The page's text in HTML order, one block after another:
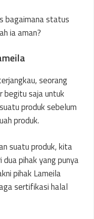
bagaimana status
ia aman?
seorang
begitu saja untuk
produk sebelum
produk.
suatu produk, kita
pihak yang punya
pihak Lameila
sertifikasi halal